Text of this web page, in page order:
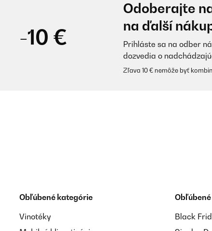
J’adore, c’est convivial, tout ce que je
Un bon rapport qualité prix.
Oh mein Gott! Plötzlich ist es ganz einfach sich
so dicke Dinger drauflegen, ist doch klar. Für mich
mal Besuch kommt.
-10 €
Odoberajte
na ďalší
Prihláste sa na odber
dozvedia o
Zľava 10 € nemôže byť
Obľúbené kategórie
Vinotéky
Black